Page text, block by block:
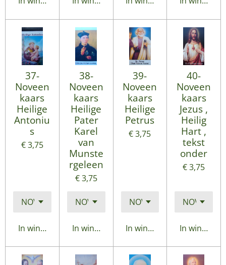
37-
Noveen
kaars
Heilige
Antoniu
s
€ 3,75
In winkelwagen
38-
Noveen
kaars
Heilige
Pater
Karel
van
Munste
rgeleen
€ 3,75
In winkelwagen
39-
Noveen
kaars
Heilige
Petrus
€ 3,75
In winkelwagen
40-
Noveen
kaars
Jezus ,
Heilig
Hart ,
tekst
onder
€ 3,75
In